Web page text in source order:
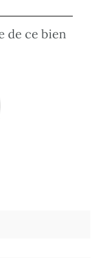
de ce bien